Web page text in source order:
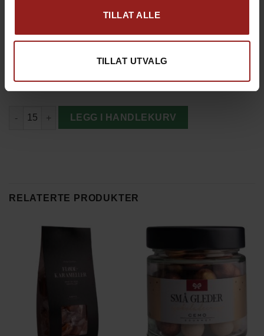
TILLAT ALLE
TILLAT UTVALG
Produkt total kr 2.835,00
Totalsum
2.835,00
Cemo Gourmet Jul I Koppen antall
LEGG I HANDLEKURV
RELATERTE PRODUKTER